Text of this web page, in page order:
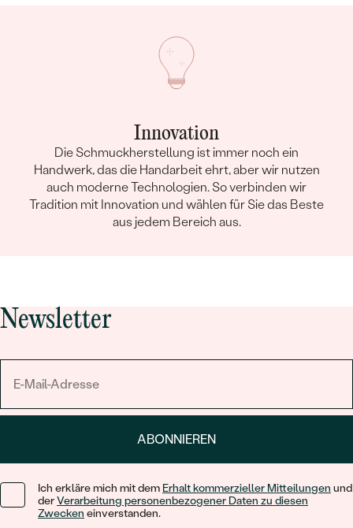
Innovation
Die Schmuckherstellung ist immer noch ein
Handwerk, das die Handarbeit ehrt, aber wir nutzen
auch moderne Technologien. So verbinden wir
Tradition mit Innovation und wählen für Sie das Beste
aus jedem Bereich aus.
Newsletter
ABONNIEREN
Ich erkläre mich mit dem Erhalt kommerzieller Mitteilungen und
derVerarbeitung personenbezogener Daten zu diesen
Zwecken einverstanden.